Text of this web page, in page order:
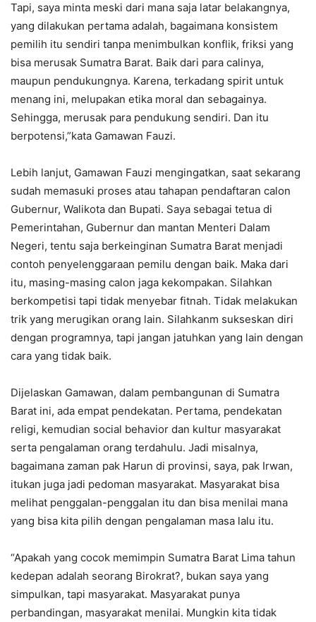
Tapi, saya minta meski dari mana saja latar belakangnya,
yang dilakukan pertama adalah, bagaimana konsistem
pemilih itu sendiri tanpa menimbulkan konflik, friksi yang
bisa merusak Sumatra Barat. Baik dari para calinya,
maupun pendukungnya. Karena, terkadang spirit untuk
menang ini, melupakan etika moral dan sebagainya.
Sehingga, merusak para pendukung sendiri. Dan itu
berpotensi,”kata Gamawan Fauzi.
Lebih lanjut, Gamawan Fauzi mengingatkan, saat sekarang
sudah memasuki proses atau tahapan pendaftaran calon
Gubernur, Walikota dan Bupati. Saya sebagai tetua di
Pemerintahan, Gubernur dan mantan Menteri Dalam
Negeri, tentu saja berkeinginan Sumatra Barat menjadi
contoh penyelenggaraan pemilu dengan baik. Maka dari
itu, masing-masing calon jaga kekompakan. Silahkan
berkompetisi tapi tidak menyebar fitnah. Tidak melakukan
trik yang merugikan orang lain. Silahkanm sukseskan diri
dengan programnya, tapi jangan jatuhkan yang lain dengan
cara yang tidak baik.
Dijelaskan Gamawan, dalam pembangunan di Sumatra
Barat ini, ada empat pendekatan. Pertama, pendekatan
religi, kemudian social behavior dan kultur masyarakat
serta pengalaman orang terdahulu. Jadi misalnya,
bagaimana zaman pak Harun di provinsi, saya, pak Irwan,
itukan juga jadi pedoman masyarakat. Masyarakat bisa
melihat penggalan-penggalan itu dan bisa menilai mana
yang bisa kita pilih dengan pengalaman masa lalu itu.
“Apakah yang cocok memimpin Sumatra Barat Lima tahun
kedepan adalah seorang Birokrat?, bukan saya yang
simpulkan, tapi masyarakat. Masyarakat punya
perbandingan, masyarakat menilai. Mungkin kita tidak